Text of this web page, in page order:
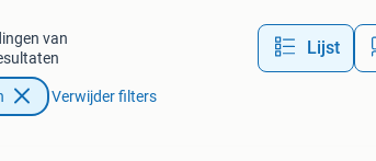
van
Lijst
Verwijder filters